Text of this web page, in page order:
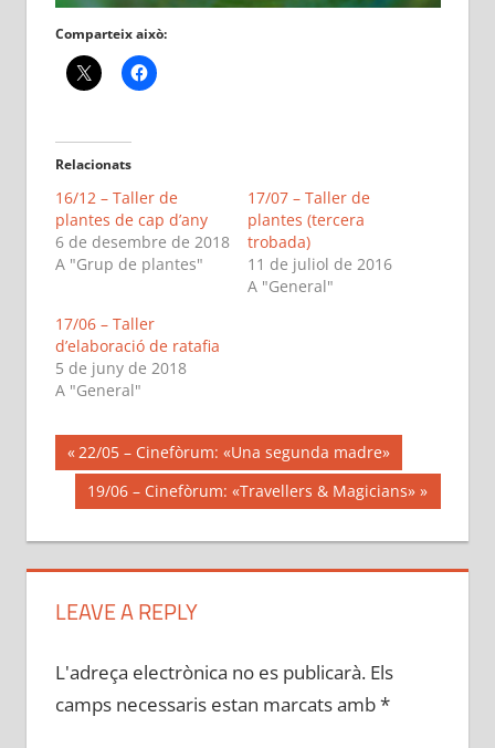
Comparteix això:
Relacionats
16/12 – Taller de
plantes de cap d’any
6 de desembre de 2018
A "Grup de plantes"
17/07 – Taller de
plantes (tercera
trobada)
11 de juliol de 2016
A "General"
17/06 – Taller
d’elaboració de ratafia
5 de juny de 2018
A "General"
Navegació
d'entrades
Previous
Post:
22/05 – Cinefòrum: «Una segunda madre»
Next
19/06 – Cinefòrum: «Travellers & Magicians»
LEAVE A REPLY
L'adreça electrònica no es publicarà. Els
camps necessaris estan marcats amb*